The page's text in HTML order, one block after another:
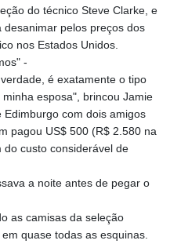
do técnico Steve Clarke, e
pelos preços dos
nos Estados Unidos.
-
é exatamente o tipo
esposa", brincou Jamie
com dois amigos
pagou US$ 500 (R$ 2.580 na
custo considerável de
a noite antes de pegar o
as camisas da seleção
quase todas as esquinas.